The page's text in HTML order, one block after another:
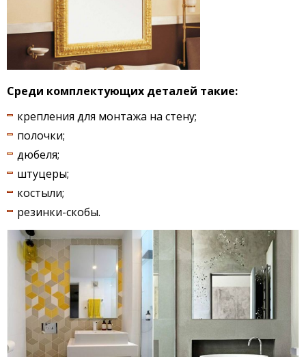
Среди комплектующих деталей такие:
крепления для монтажа на стену;
полочки;
дюбеля;
штуцеры;
костыли;
резинки-скобы.